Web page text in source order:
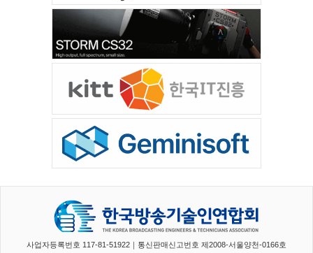
사업자등록번호 117-81-51922｜통신판매신고번호 제2008-서울양천-0166호